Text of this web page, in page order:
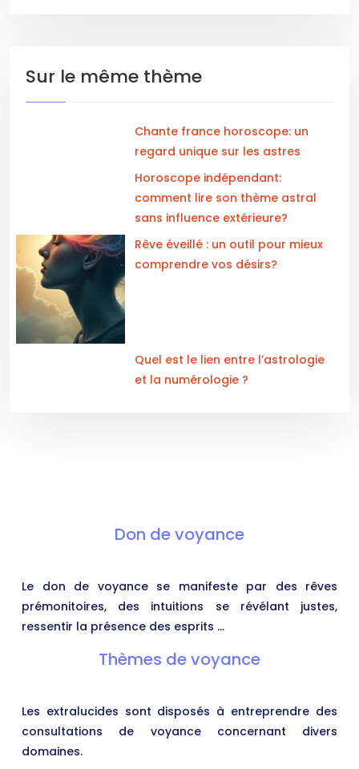
Sur le même thème
Chante france horoscope: un
regard unique sur les astres
Horoscope indépendant:
comment lire son thème astral
sans influence extérieure?
Rêve éveillé : un outil pour mieux
comprendre vos désirs?
Quel est le lien entre l’astrologie
et la numérologie ?
Don de voyance
Le don de voyance se manifeste par des rêves
prémonitoires, des intuitions se révélant justes,
ressentir la présence des esprits …
Thèmes de voyance
Les extralucides sont disposés à entreprendre des
consultations de voyance concernant divers
domaines.